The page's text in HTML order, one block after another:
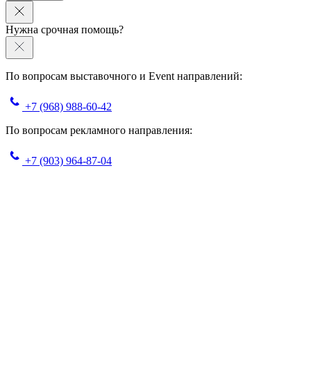
Нужна срочная помощь?
По вопросам выставочного и Event направлений:
+7 (968) 988-60-42
По вопросам рекламного направления:
+7 (903) 964-87-04